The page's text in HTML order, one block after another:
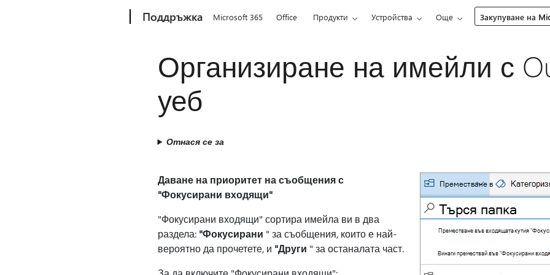
Поддръжка Microsoft 365 Office Продукти Устройства Още Закупуване на
Организиране на имейли с
уеб
Отнася се за
Даване на приоритет на съобщения с
"Фокусирани входящи"
"Фокусирани входящи" сортира имейла ви в два
раздела: "Фокусирани " за съобщения, които е най-
вероятно да прочетете, и "Други " за останалата част.